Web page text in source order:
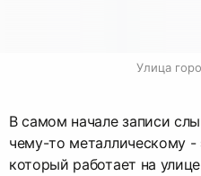
Улица
В самом начале записи
чему-то металлическому -
который работает на